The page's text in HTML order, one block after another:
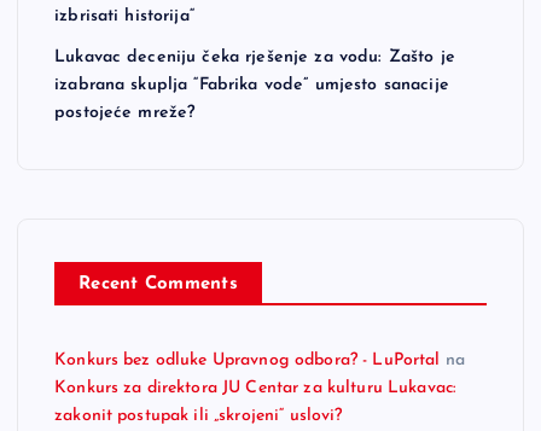
n
izbrisati historija“
Lukavac deceniju čeka rješenje za vodu: Zašto je
izabrana skuplja “Fabrika vode” umjesto sanacije
postojeće mreže?
Recent Comments
Konkurs bez odluke Upravnog odbora? - LuPortal
na
Konkurs za direktora JU Centar za kulturu Lukavac:
zakonit postupak ili „skrojeni“ uslovi?